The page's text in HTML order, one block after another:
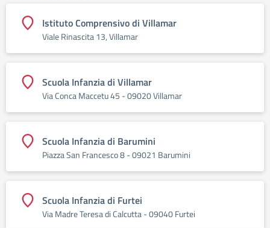
Istituto Comprensivo di Villamar
Viale Rinascita 13, Villamar
Scuola Infanzia di Villamar
Via Conca Maccetu 45 - 09020 Villamar
Scuola Infanzia di Barumini
Piazza San Francesco 8 - 09021 Barumini
Scuola Infanzia di Furtei
Via Madre Teresa di Calcutta - 09040 Furtei